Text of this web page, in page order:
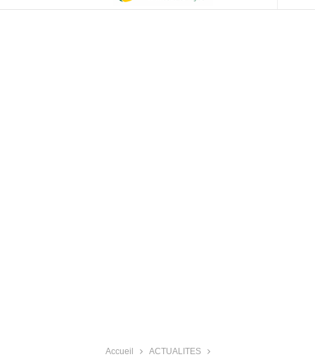
Accueil ACTUALITES